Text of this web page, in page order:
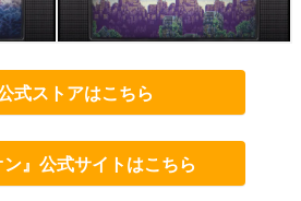
式ストアはこちら
ン』公式サイトはこちら